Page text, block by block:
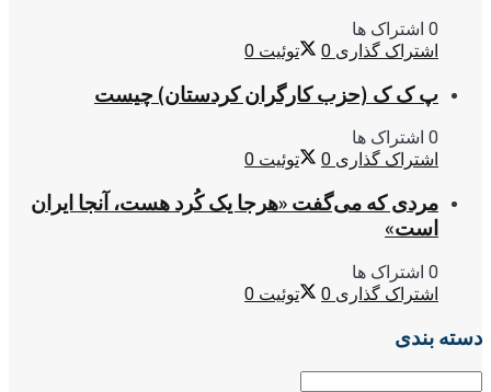
0 اشتراک ها
اشتراک گذاری 0 توئیت 0
پ ک ک (حزب کارگران کردستان) چیست
0 اشتراک ها
اشتراک گذاری 0 توئیت 0
مردی که می‌گفت «هرجا یک کُرد هست، آنجا ایران
است»
0 اشتراک ها
اشتراک گذاری 0 توئیت 0
دسته بندی